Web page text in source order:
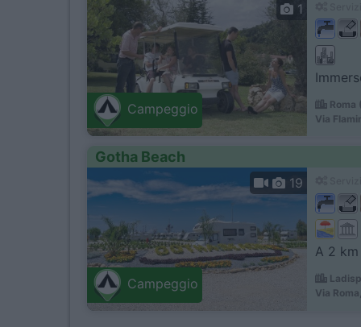
Campeggio
1
Roma
Via
Gotha Beach
Campeggio
19
A 2
Via